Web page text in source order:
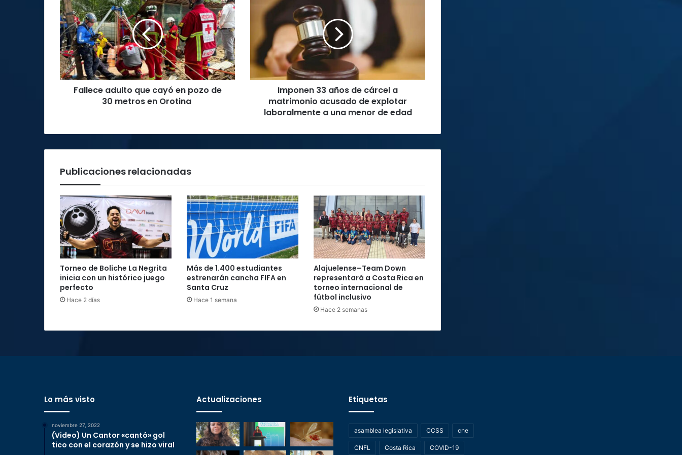
adulto
que
cayó
en
pozo
de
30
metros
Fallece adulto que cayó en pozo de
30 metros en Orotina
años
cárcel
matrimonio
acusado
de
laboralmente
menor
Imponen 33 años de cárcel a
matrimonio acusado de explotar
laboralmente a una menor de edad
Publicaciones relacionadas
Torneo de Boliche La Negrita
inicia con un histórico juego
perfecto
Hace 2 días
Más de 1.400 estudiantes
estrenarán cancha FIFA en
Santa Cruz
Hace 1 semana
Alajuelense–Team Down
representará a Costa Rica en
torneo internacional de
fútbol inclusivo
Hace 2 semanas
Lo más visto
noviembre 27, 2022
(Video) Un Cantor «cantó» gol
tico con el corazón y se hizo viral
Actualizaciones Etiquetas
asamblea legislativa CCSS cne
CNFL Costa Rica COVID-19